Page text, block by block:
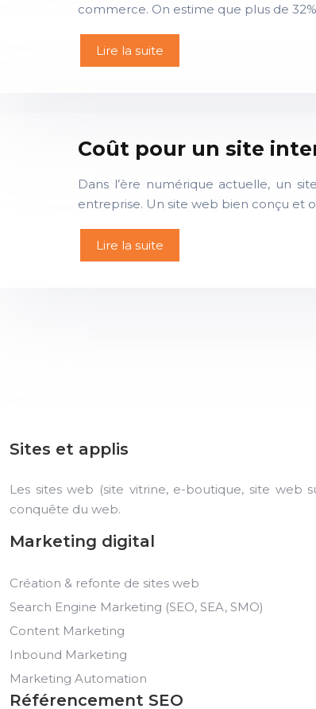
commerce. On estime que plus de
Lire la suite
Coût pour un site
Dans l’ère numérique actuelle, un
entreprise. Un site web bien conçu et
Lire la suite
Sites et applis
Les sites web (site vitrine, e-boutique, site web
conquête du web.
Marketing digital
Création & refonte de sites web
Search Engine Marketing (SEO, SEA, SMO)
Content Marketing
Inbound Marketing
Marketing Automation
Référencement SEO